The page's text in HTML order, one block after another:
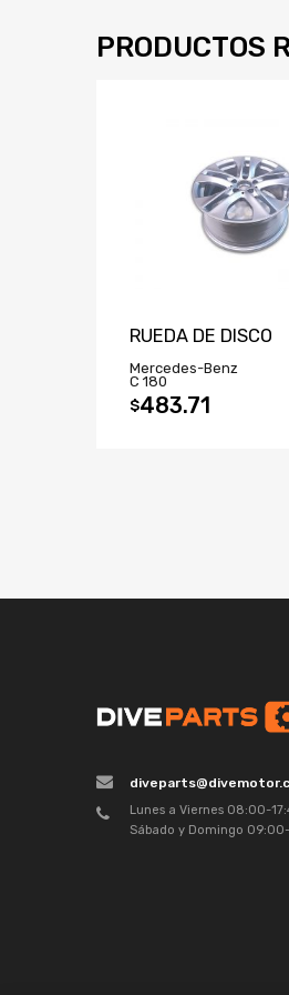
PRODUCTOS
RUEDA DE DISCO
Mercedes-Benz
C 180
$483.71
Lunes a Viernes 08:00-
Sábado y Domingo